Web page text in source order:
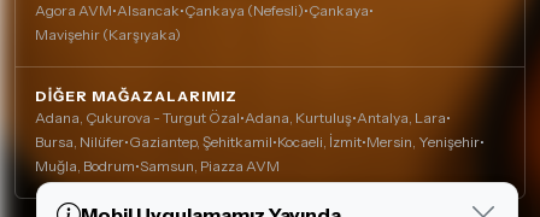
Agora AVM•Alsancak•Çankaya (Nefesli)•Çankaya•
Mavişehir (Karşıyaka)
DIĞER MAĞAZALARIMIZ
Adana, Çukurova - Turgut Özal•Adana, Kurtuluş•Antalya, Lara•
Bursa, Nilüfer•Gaziantep, Şehitkamil•Kocaeli, İzmit•Mersin, Yenişehir•
Muğla, Bodrum•Samsun, Piazza AVM